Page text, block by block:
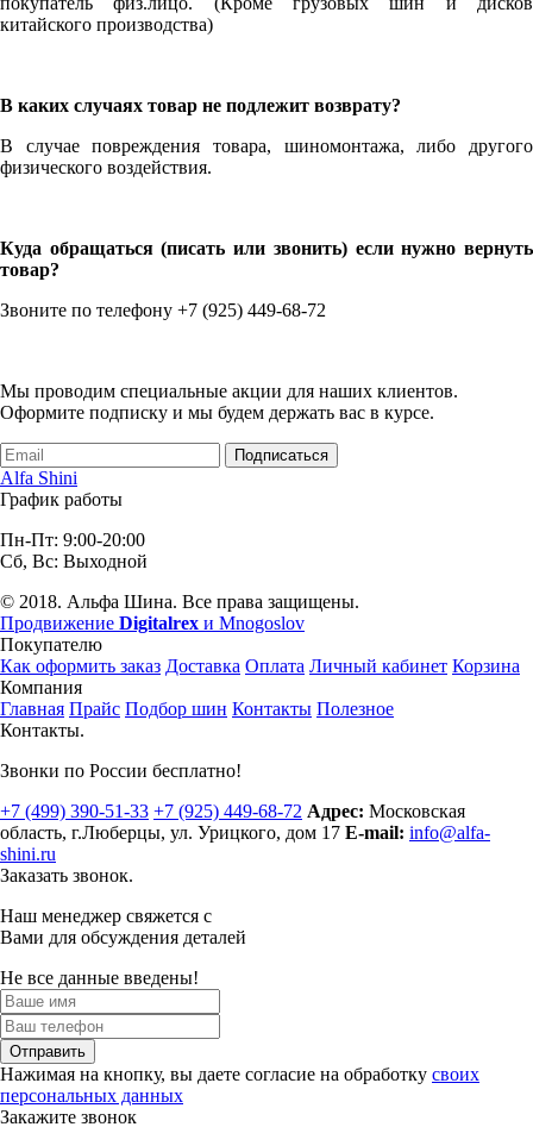
китайского производства)
В каких случаях товар не подлежит возврату?
В случае повреждения товара, шиномонтажа, либо другого
физического воздействия.
Куда обращаться (писать или звонить) если нужно вернуть
товар?
Звоните по телефону +7 (925) 449-68-72
Мы проводим специальные акции для наших клиентов.
Оформите подписку и мы будем держать вас в курсе.
Подписаться
Alfa Shini
График работы
Пн-Пт: 9:00-20:00
Сб, Вс: Выходной
© 2018. Альфа Шина. Все права защищены.
Продвижение Digitalrex и Mnogoslov
Покупателю
Как оформить заказ Доставка Оплата Личный кабинет Корзина
Компания
Главная Прайс Подбор шин Контакты Полезное
Контакты.
Звонки по России бесплатно!
+7 (499) 390-51-33 +7 (925) 449-68-72 Адрес: Московская
область, г.Люберцы, ул. Урицкого, дом 17 E-mail: info@alfa-
shini.ru
Заказать звонок.
Наш менеджер свяжется с
Вами для обсуждения деталей
Не все данные введены!
Отправить
Нажимая на кнопку, вы даете согласие на обработку своих
персональных данных
Закажите звонок